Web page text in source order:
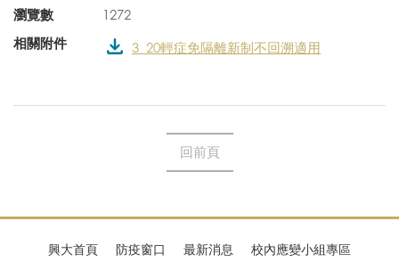
瀏覽數
1272
相關附件
3_20輕症免隔離新制不回溯適用
回前頁
興大首頁 防疫窗口 最新消息 校內應變小組專區